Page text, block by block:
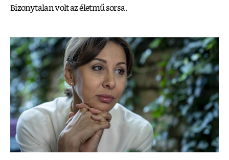
Bizonytalan volt az életmű sorsa.